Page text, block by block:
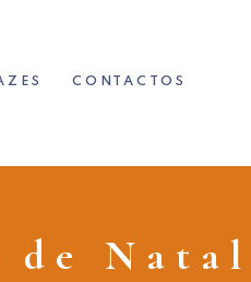
CONTACTOS
de Natal